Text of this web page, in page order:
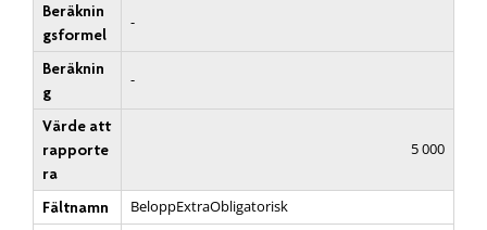
Beräknin
gsformel
-
Beräknin
g
-
Värde att
rapporte
ra
5 000
Fältnamn
BeloppExtraObligatorisk